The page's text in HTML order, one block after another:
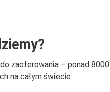
zaoferowania – ponad 8000
na całym świecie.